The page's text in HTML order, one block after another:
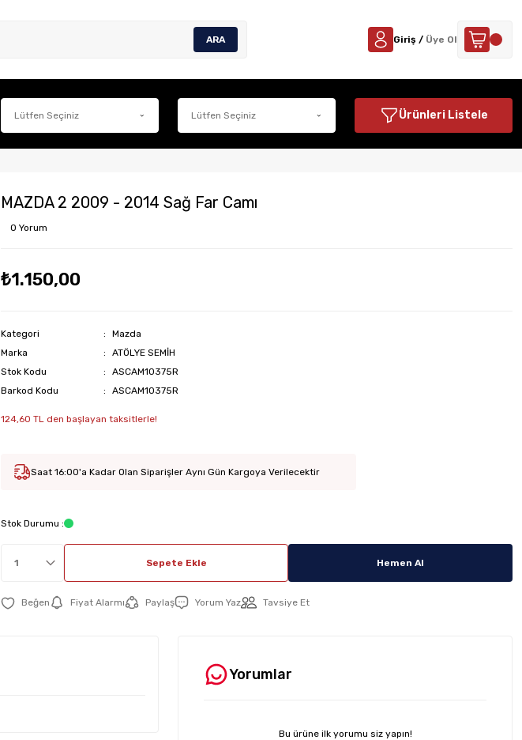
ARA Giriş / Üye Ol
Ürünleri Listele
MAZDA 2 2009 - 2014 Sağ Far Camı
0 Yorum
₺1.150,00
Kategori
Mazda
Marka
ATÖLYE SEMİH
Stok Kodu
ASCAM10375R
Barkod Kodu
ASCAM10375R
124,60 TL den başlayan taksitlerle!
Saat 16:00'a Kadar Olan Siparişler Aynı Gün Kargoya Verilecektir
Stok Durumu :
Sepete Ekle Hemen Al
Fiyat Alarmı Paylaş Yorum Yaz Tavsiye Et
Yorumlar
Bu ürüne ilk yorumu siz yapın!